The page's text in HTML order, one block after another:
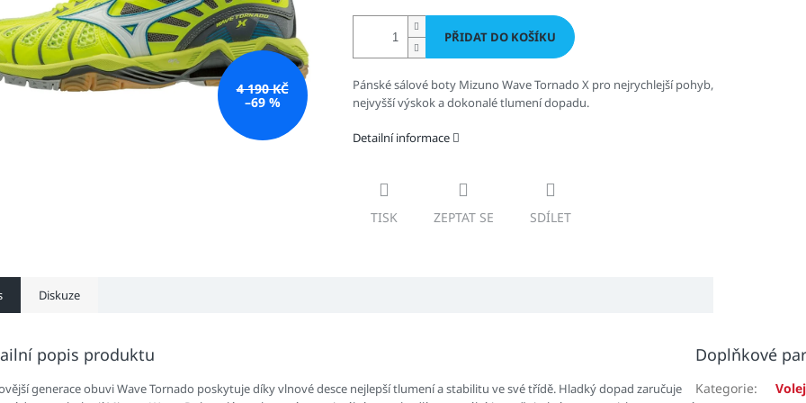
4 190 KČ
–69 %
PŘIDAT DO KOŠÍKU
Pánské sálové boty Mizuno Wave Tornado X pro nejrychlejší pohyb,
nejvyšší výskok a dokonalé tlumení dopadu.
Detailní informace
TISK ZEPTAT SE SDÍLET
Diskuze
popis produktu
generace obuvi Wave Tornado poskytuje díky vlnové desce nejlepší tlumení a stabilitu ve své třídě. Hladký dopad zaručuje
Doplňkové
Kategorie: